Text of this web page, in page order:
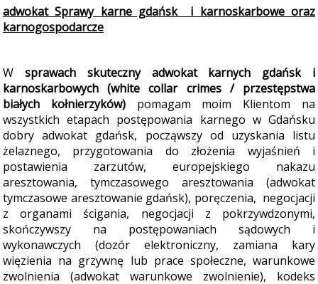
adwokat Sprawy karne gdańsk i karnoskarbowe oraz
karnogospodarcze
W sprawach skuteczny adwokat karnych gdańsk i
karnoskarbowych (white collar crimes / przestępstwa
białych kołnierzyków) pomagam moim Klientom na
wszystkich etapach postępowania karnego w Gdańsku
dobry adwokat gdańsk, począwszy od uzyskania listu
żelaznego, przygotowania do złożenia wyjaśnień i
postawienia zarzutów, europejskiego nakazu
aresztowania, tymczasowego aresztowania (adwokat
tymczasowe aresztowanie gdańsk), poręczenia, negocjacji
z organami ścigania, negocjacji z pokrzywdzonymi,
skończywszy na postępowaniach sądowych i
wykonawczych (dozór elektroniczny, zamiana kary
więzienia na grzywnę lub prace społeczne, warunkowe
zwolnienia (adwokat warunkowe zwolnienie), kodeks